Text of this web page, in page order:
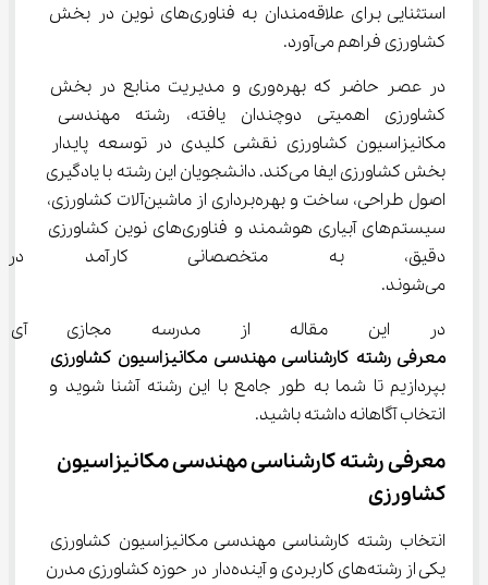
استثنایی برای علاقه‌مندان به فناوری‌های نوین در بخش
کشاورزی فراهم می‌آورد.
در عصر حاضر که بهره‌وری و مدیریت منابع در بخش
کشاورزی اهمیتی دوچندان یافته، رشته مهندسی
مکانیزاسیون کشاورزی نقشی کلیدی در توسعه پایدار
بخش کشاورزی ایفا می‌کند. دانشجویان این رشته با یادگیری
اصول طراحی، ساخت و بهره‌برداری از ماشین‌آلات کشاورزی،
سیستم‌های آبیاری هوشمند و فناوری‌های نوین کشاورزی
دقیق، به متخصصانی کارآمد
می‌شوند.
در این مقاله از مدرسه مجازی
معرفی رشته کارشناسی مهندسی مکانیزاسیون کشاورزی
بپردازیم تا شما به طور جامع با این رشته آشنا شوید و
انتخاب آگاهانه داشته باشید.
معرفی رشته کارشناسی مهندسی مکانیزاسیون
کشاورزی
انتخاب رشته کارشناسی مهندسی مکانیزاسیون کشاورزی
یکی از رشته‌های کاربردی و آینده‌دار در حوزه کشاورزی مدرن